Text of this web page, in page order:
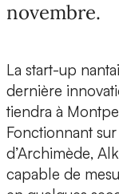
novembre.
La start-up
dernière
tiendra à
Fonctionnant
d’Archimède,
capable de